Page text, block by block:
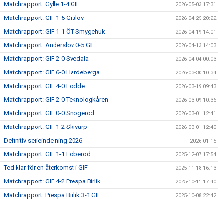
Matchrapport: Gylle 1-4 GIF 2026-05-03 17:31
Matchrapport: GIF 1-5 Gislöv 2026-04-25 20:22
Matchrapport: GIF 1-1 ÖT Smygehuk 2026-04-19 14:01
Matchrapport: Anderslöv 0-5 GIF 2026-04-13 14:03
Matchrapport: GIF 2-0 Svedala 2026-04-04 00:03
Matchrapport: GIF 6-0 Hardeberga 2026-03-30 10:34
Matchrapport: GIF 4-0 Lödde 2026-03-19 09:43
Matchrapport: GIF 2-0 Teknologkåren 2026-03-09 10:36
Matchrapport: GIF 0-0 Snogeröd 2026-03-01 12:41
Matchrapport: GIF 1-2 Skivarp 2026-03-01 12:40
Definitiv serieindelning 2026 2026-01-15
Matchrapport: GIF 1-1 Löberöd 2025-12-07 17:54
Ted klar för en återkomst i GIF 2025-11-18 16:13
Matchrapport: GIF 4-2 Prespa Birlik 2025-10-11 17:40
Matchrapport: Prespa Birlik 3-1 GIF 2025-10-08 22:42